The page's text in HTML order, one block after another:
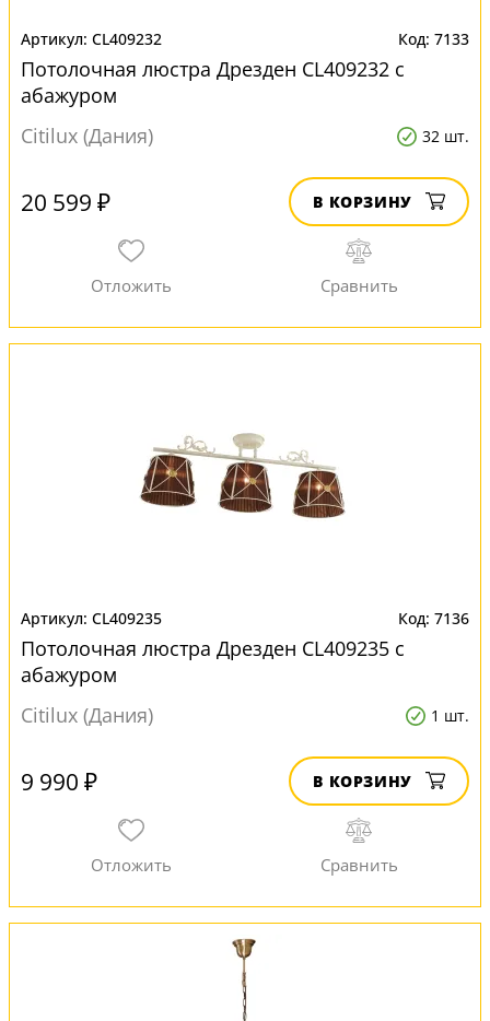
CL409232 7133
Потолочная люстра Дрезден CL409232 с
абажуром
Citilux (Дания)
32 шт.
20 599 ₽ В КОРЗИНУ
CL409235 7136
Потолочная люстра Дрезден CL409235 с
абажуром
Citilux (Дания)
1 шт.
9 990 ₽ В КОРЗИНУ